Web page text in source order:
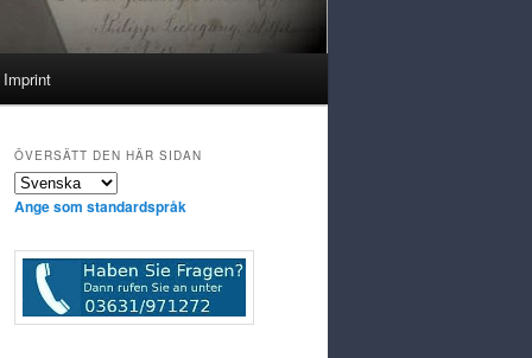
Imprint
ÖVERSÄTT DEN HÄR SIDAN
Ange som standardspråk